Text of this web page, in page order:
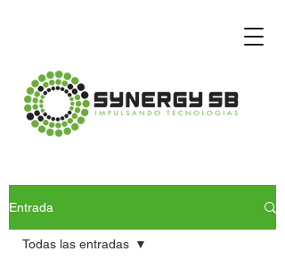
Entrada
Todas las entradas